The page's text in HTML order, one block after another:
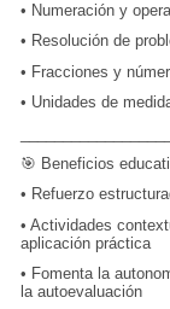
• Numeración y
• Resolución de
• Fracciones y
• Unidades de
🎯 Beneficios
• Refuerzo
• Actividades
aplicación práctica
• Fomenta la
la autoevaluación